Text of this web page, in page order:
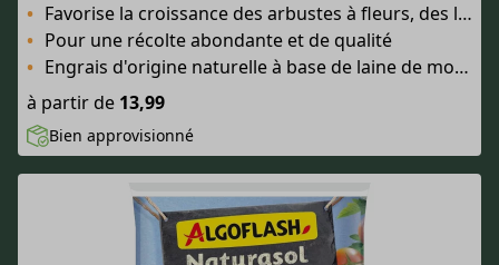
Favorise la croissance des arbustes à fleurs, des légumes du potager et des arbres fruitiers
Pour une récolte abondante et de qualité
Engrais d'origine naturelle à base de laine de mouton
à partir de 13,99
Bien approvisionné